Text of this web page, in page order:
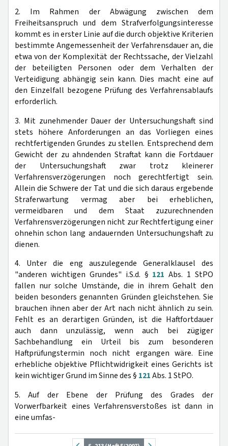
2. Im Rahmen der Abwägung zwischen dem
Freiheitsanspruch und dem Strafverfolgungsinteresse
kommt es in erster Linie auf die durch objektive Kriterien
bestimmte Angemessenheit der Verfahrensdauer an, die
etwa von der Komplexität der Rechtssache, der Vielzahl
der beteiligten Personen oder dem Verhalten der
Verteidigung abhängig sein kann. Dies macht eine auf
den Einzelfall bezogene Prüfung des Verfahrensablaufs
erforderlich.
3. Mit zunehmender Dauer der Untersuchungshaft sind
stets höhere Anforderungen an das Vorliegen eines
rechtfertigenden Grundes zu stellen. Entsprechend dem
Gewicht der zu ahndenden Straftat kann die Fortdauer
der Untersuchungshaft zwar trotz kleinerer
Verfahrensverzögerungen noch gerechtfertigt sein.
Allein die Schwere der Tat und die sich daraus ergebende
Straferwartung vermag aber bei erheblichen,
vermeidbaren und dem Staat zuzurechnenden
Verfahrensverzögerungen nicht zur Rechtfertigung einer
ohnehin schon lang andauernden Untersuchungshaft zu
dienen.
4. Unter die eng auszulegende Generalklausel des
"anderen wichtigen Grundes" i.S.d. § 121 Abs. 1 StPO
fallen nur solche Umstände, die in ihrem Gehalt den
beiden besonders genannten Gründen gleichstehen. Sie
brauchen ihnen aber der Art nach nicht ähnlich zu sein.
Fehlt es an derartigen Gründen, ist die Haftfortdauer
auch dann unzulässig, wenn auch bei zügiger
Sachbehandlung ein Urteil bis zum besonderen
Haftprüfungstermin noch nicht ergangen wäre. Eine
erhebliche objektive Pflichtwidrigkeit eines Gerichts ist
kein wichtiger Grund im Sinne des § 121Abs. 1 StPO.
5. Auf der Ebene der Prüfung des Grades der
Vorwerfbarkeit eines Verfahrensverstoßes ist dann in
eine umfas-